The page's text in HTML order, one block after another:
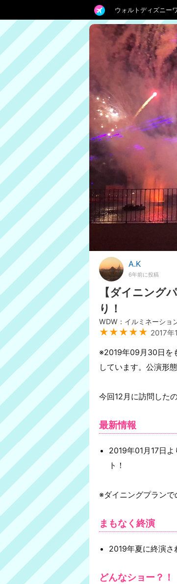
ウォルトディズニー
A.K
6年前に投稿
【ダイニング
り！
WDW：イルミネーショ
★★★★★ 2017年
※2019年09月30日を
しています。公演形
今回12月に訪問した
最新情報
2019年01月17日
ト！
※ダイニングプランで
まもなく終演
2019年夏に終演さ
どんなショー？！